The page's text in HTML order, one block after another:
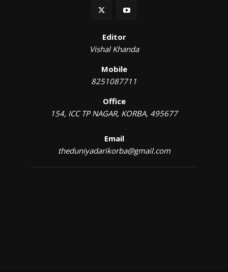
Editor
Vishal Khanda
Mobile
8251087711
Office
154, ICC TP NAGAR, KORBA, 495677
Email
theduniyadarikorba@gmail.com